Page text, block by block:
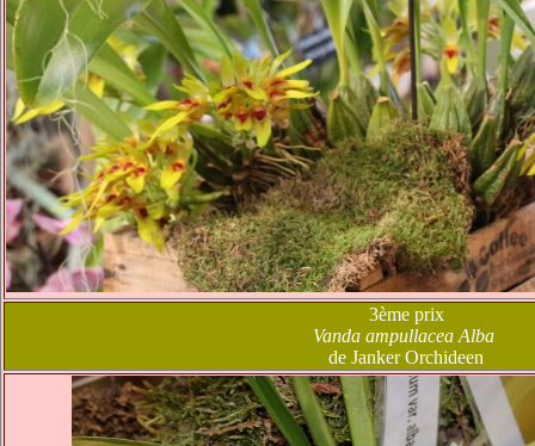
3ème prix
Vanda ampullacea Alba
de Janker Orchideen